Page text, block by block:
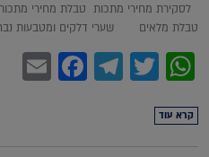
לסקירת מחירי מתכות טבלת מחירי
טבלת מלאים שערי דלקים ומטבעות
WhatsApp
Twitter
קרא עוד